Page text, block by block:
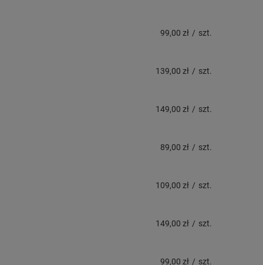
99,00 zł / szt.
139,00 zł / szt.
149,00 zł / szt.
89,00 zł / szt.
109,00 zł / szt.
149,00 zł / szt.
99,00 zł / szt.